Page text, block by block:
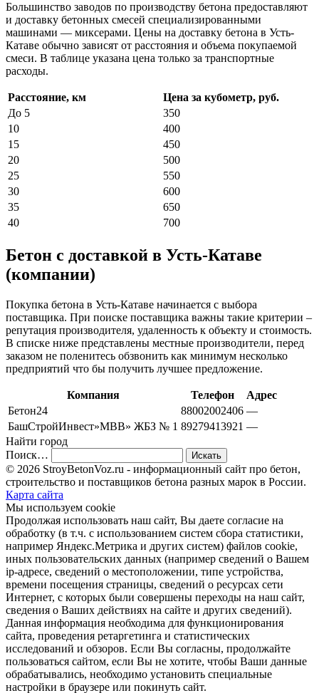
Большинство заводов по производству бетона предоставляют
и доставку бетонных смесей специализированными
машинами — миксерами. Цены на доставку бетона в Усть-
Катаве обычно зависят от расстояния и объема покупаемой
смеси. В таблице указана цена только за транспортные
расходы.
Расстояние, км
Цена за кубометр, руб.
До 5
350
10
400
15
450
20
500
25
550
30
600
35
650
40
700
Бетон с доставкой в Усть-Катаве
(компании)
Покупка бетона в Усть-Катаве начинается с выбора
поставщика. При поиске поставщика важны такие критерии –
репутация производителя, удаленность к объекту и стоимость.
В списке ниже представлены местные производители, перед
заказом не поленитесь обзвонить как минимум несколько
предприятий что бы получить лучшее предложение.
Компания Телефон
Адрес
Бетон24
88002002406 —
БашСтройИнвест»МВВ» ЖБЗ № 1 89279413921 —
Найти город
Поиск…
© 2026 StroyBetonVoz.ru - информационный сайт про бетон,
строительство и поставщиков бетона разных марок в России.
Карта сайта
Мы используем cookie
Продолжая использовать наш cайт, Вы даете согласие на
обработку (в т.ч. с использованием систем сбора статистики,
например Яндекс.Метрика и других систем) файлов cookie,
иных пользовательских данных (например сведений о Вашем
ip-адресе, сведений о местоположении, типе устройства,
времени посещения страницы, сведений о ресурсах сети
Интернет, с которых были совершены переходы на наш сайт,
сведения о Ваших действиях на сайте и других сведений).
Данная информация необходима для функционирования
сайта, проведения ретаргетинга и статистических
исследований и обзоров. Если Вы согласны, продолжайте
пользоваться сайтом, если Вы не хотите, чтобы Ваши данные
обрабатывались, необходимо установить специальные
настройки в браузере или покинуть сайт.